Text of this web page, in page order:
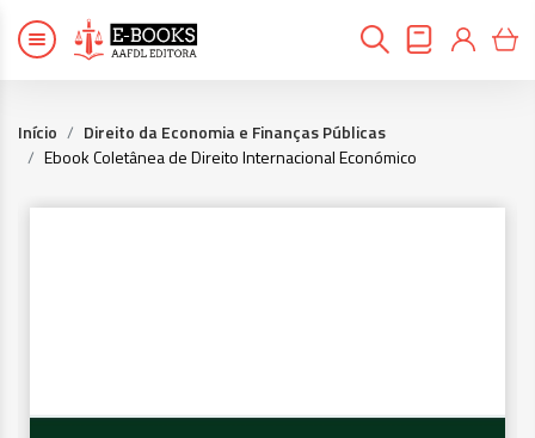
Início
Direito da Economia e Finanças Públicas
Ebook Coletânea de Direito Internacional Económico